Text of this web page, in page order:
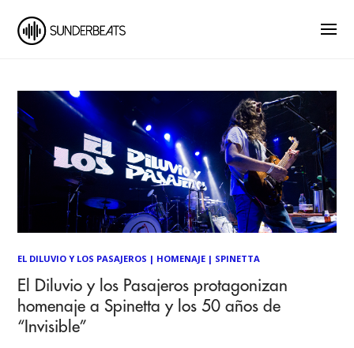
EL DILUVIO Y LOS PASAJEROS | HOMENAJE | SPINETTA
El Diluvio y los Pasajeros protagonizan
homenaje a Spinetta y los 50 años de
“Invisible”